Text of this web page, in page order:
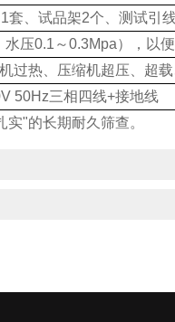
1套、试品架2个、测试引
压0.1 ～0.3Mpa），以
过热、压缩机超压、超
50Hz三相四线+接地线
"的长期耐久筛查。